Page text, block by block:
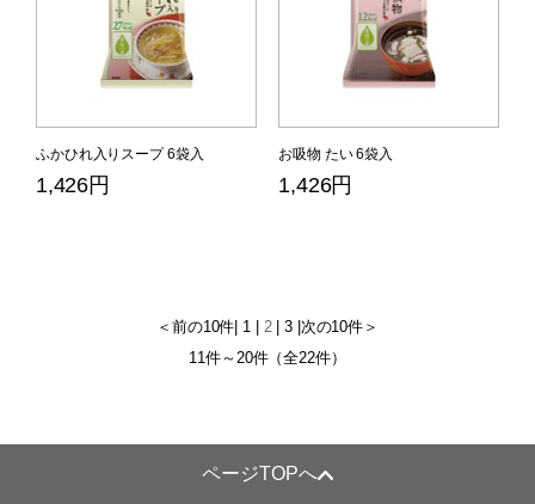
ふかひれ入りスープ 6袋入
1,426円
お吸物 たい 6袋入
1,426円
＜前の10件| 1 | 2|3|次の10件＞
11件～20件（全22件）
ページTOPへ